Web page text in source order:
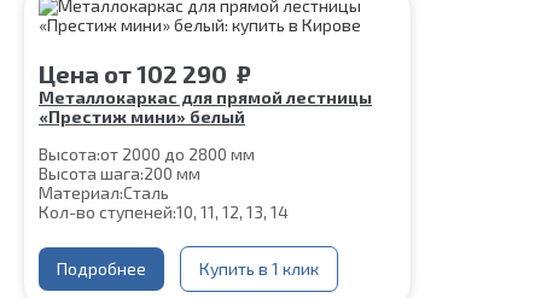
Цена от102 290 ₽
Металлокаркас для прямой лестницы
«Престиж мини» белый
Высота:от 2000 до 2800 мм
Высота шага:200 мм
Материал:Сталь
Кол-во ступеней:10, 11, 12, 13, 14
Подробнее Купить в 1 клик